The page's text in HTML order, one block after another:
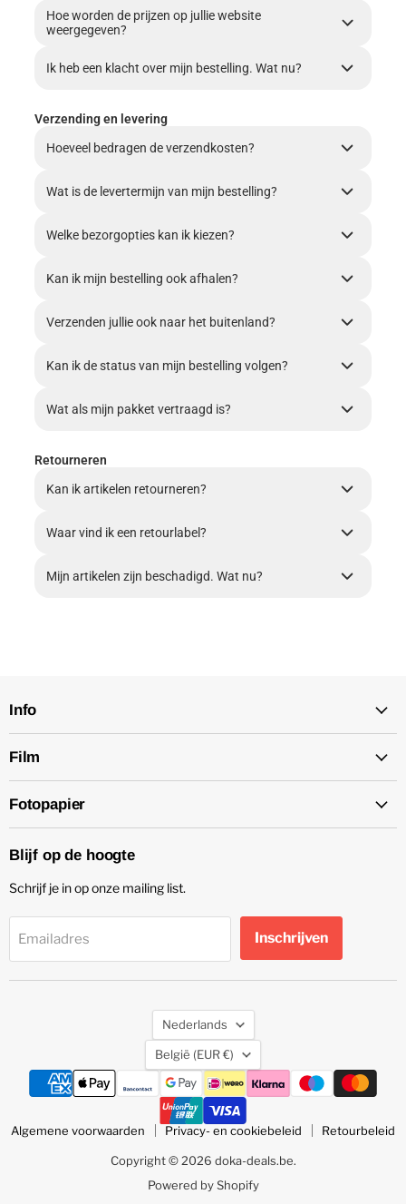
Hoe worden de prijzen op jullie website
weergegeven?
Ik heb een klacht over mijn bestelling. Wat nu?
Verzending en levering
Hoeveel bedragen de verzendkosten?
Wat is de levertermijn van mijn bestelling?
Welke bezorgopties kan ik kiezen?
Kan ik mijn bestelling ook afhalen?
Verzenden jullie ook naar het buitenland?
Kan ik de status van mijn bestelling volgen?
Wat als mijn pakket vertraagd is?
Retourneren
Kan ik artikelen retourneren?
Waar vind ik een retourlabel?
Mijn artikelen zijn beschadigd. Wat nu?
Info
Film
Fotopapier
Blijf op de hoogte
Schrijf je in op onze mailing list.
Emailadres Inschrijven
Taal
Nederlands
Land
België (EUR €)
Algemene voorwaarden Privacy- en cookiebeleid Retourbeleid
Copyright © 2026 doka-deals.be.
Powered by Shopify